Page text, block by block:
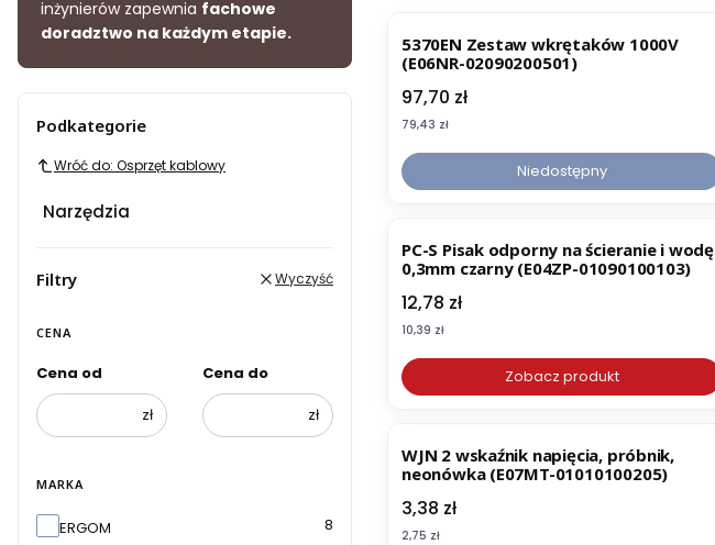
inżynierów zapewnia fachowe
doradztwo na każdym etapie.
Podkategorie
Wróć do: Osprzęt kablowy
Narzędzia
Filtry Wyczyść
CENA
Cena od
zł
Cena do
zł
MARKA
Marka
ERGOM 8
5370EN Zestaw wkrętaków 1000V
(E06NR-02090200501)
Cena
97,70 zł
Cena
79,43 zł
Niedostępny
PC-S Pisak odporny na ścieranie i wodę
0,3mm czarny (E04ZP-01090100103)
Cena
12,78 zł
Cena
10,39 zł
Zobacz produkt
WJN 2 wskaźnik napięcia, próbnik,
neonówka (E07MT-01010100205)
Cena
3,38 zł
Cena
2,75 zł